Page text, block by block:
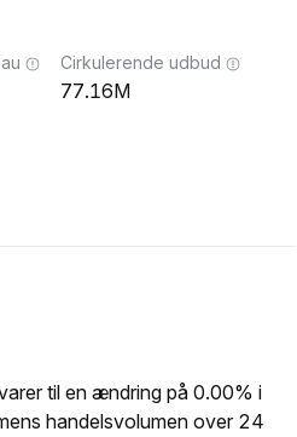
Cirkulerende udbud
77.16M
til en ændring på 0.00% i
handelsvolumen over 24